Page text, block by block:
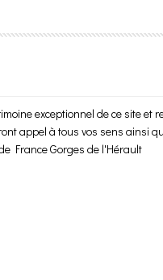
exceptionnel de ce site et
appel à tous vos sens ainsi
France Gorges de l'Hérault